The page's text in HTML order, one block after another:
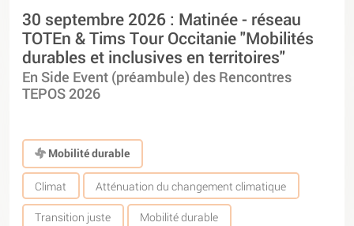
30 septembre 2026 : Matinée - réseau
TOTEn & Tims Tour Occitanie "Mobilités
durables et inclusives en territoires"
En Side Event (préambule) des Rencontres
TEPOS 2026
Mobilité durable
Climat Atténuation du changement climatique
Transition juste Mobilité durable